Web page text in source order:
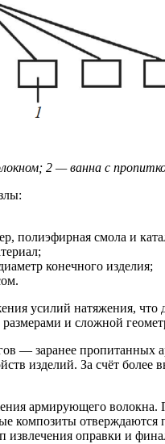
2 — ванна с
полиэфирная смола и
конечного изделия;
усилий натяжения,
и сложной
— заранее
изделий. За счёт
армирующего
композиты
извлечения оправки и